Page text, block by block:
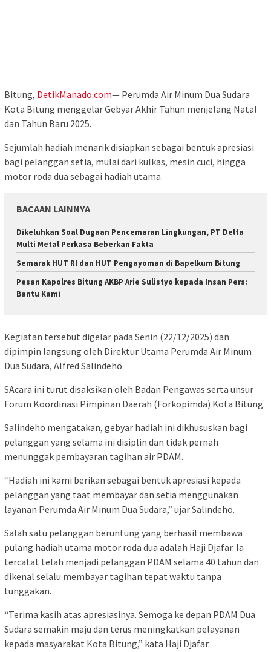
Bitung, DetikManado.com— Perumda Air Minum Dua Sudara
Kota Bitung menggelar Gebyar Akhir Tahun menjelang Natal
dan Tahun Baru 2025.
Sejumlah hadiah menarik disiapkan sebagai bentuk apresiasi
bagi pelanggan setia, mulai dari kulkas, mesin cuci, hingga
motor roda dua sebagai hadiah utama.
BACAAN LAINNYA
Dikeluhkan Soal Dugaan Pencemaran Lingkungan, PT Delta
Multi Metal Perkasa Beberkan Fakta
Semarak HUT RI dan HUT Pengayoman di Bapelkum Bitung
Pesan Kapolres Bitung AKBP Arie Sulistyo kepada Insan Pers:
Bantu Kami
Kegiatan tersebut digelar pada Senin (22/12/2025) dan
dipimpin langsung oleh Direktur Utama Perumda Air Minum
Dua Sudara, Alfred Salindeho.
SAcara ini turut disaksikan oleh Badan Pengawas serta unsur
Forum Koordinasi Pimpinan Daerah (Forkopimda) Kota Bitung.
Salindeho mengatakan, gebyar hadiah ini dikhususkan bagi
pelanggan yang selama ini disiplin dan tidak pernah
menunggak pembayaran tagihan air PDAM.
“Hadiah ini kami berikan sebagai bentuk apresiasi kepada
pelanggan yang taat membayar dan setia menggunakan
layanan Perumda Air Minum Dua Sudara,” ujar Salindeho.
Salah satu pelanggan beruntung yang berhasil membawa
pulang hadiah utama motor roda dua adalah Haji Djafar. Ia
tercatat telah menjadi pelanggan PDAM selama 40 tahun dan
dikenal selalu membayar tagihan tepat waktu tanpa
tunggakan.
“Terima kasih atas apresiasinya. Semoga ke depan PDAM Dua
Sudara semakin maju dan terus meningkatkan pelayanan
kepada masyarakat Kota Bitung,” kata Haji Djafar.